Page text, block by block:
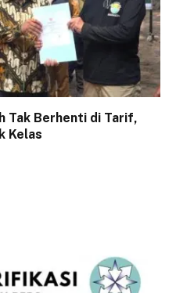
Tak Berhenti di Tarif,
Kelas